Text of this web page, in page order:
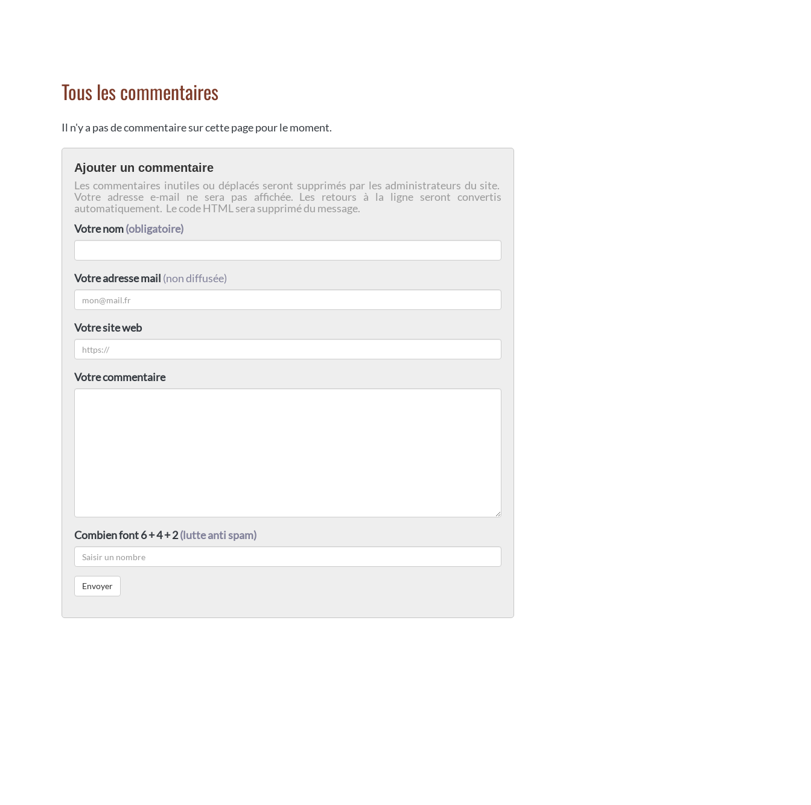
Tous les commentaires
Il n'y a pas de commentaire sur cette page pour le moment.
Ajouter un commentaire
Les commentaires inutiles ou déplacés seront supprimés par les administrateurs du site.
Votre adresse e-mail ne sera pas affichée. Les retours à la ligne seront convertis
automatiquement. Le code HTML sera supprimé du message.
Votre nom(obligatoire)
Votre adresse mail (non diffusée)
Votre site web
Votre commentaire
Combien font 6 + 4 + 2(lutte anti spam)